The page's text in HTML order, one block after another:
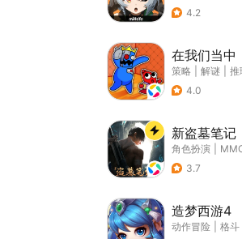
4.2
在我们当中
策略 解谜 推
4.0
新盗墓笔记
角色扮演
3.7
造梦西游4
动作冒险 格斗